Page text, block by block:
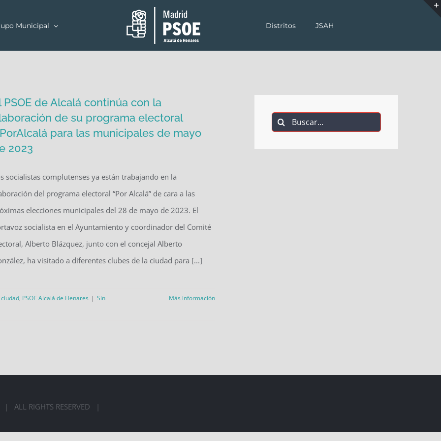
Municipal Distritos JSAH
PSOE de Alcalá continúa con la
de su programa electoral
para las municipales de mayo
2023
socialistas complutenses ya están trabajando en la
del programa electoral “Por Alcalá” de cara a las
elecciones municipales del 28 de mayo de 2023. El
socialista en el Ayuntamiento y coordinador del Comité
Alberto Blázquez, junto con el concejal Alberto
ha visitado a diferentes clubes de la ciudad para [...]
, PSOE Alcalá de Henares | Sin
Más información
Buscar:
| ALL RIGHTS RESERVED |